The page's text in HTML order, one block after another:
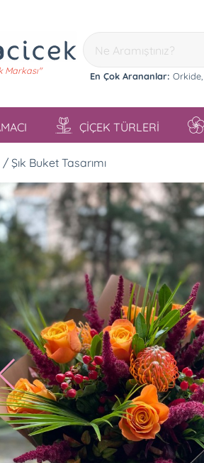
Markası" En Çok Arananlar: Orkide,
ÇİÇEK TÜRLERİ
Buket Tasarımı